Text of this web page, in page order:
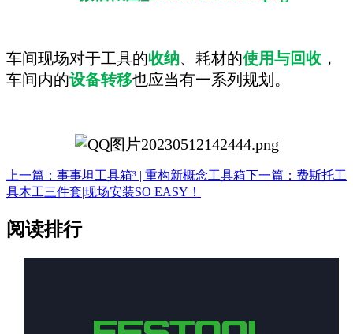
车间现场对于工具的收纳、耗材的使用与回收 ，
车间内的设备转移也应当有一系列规划。
上一篇：事事坦工具箱³ | 重构新概念工具箱下一篇：费斯托工
具木工三件套|现场安装SO EASY！
阅读排行